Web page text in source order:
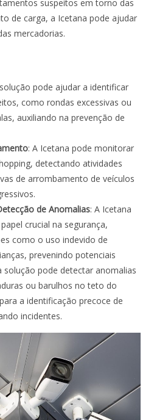
suspeitos em torno das
de carga, a Icetana pode ajudar
mercadorias.
pode ajudar a identificar
como rondas excessivas ou
auxiliando na prevenção de
: A Icetana pode monitorar
detectando atividades
de arrombamento de veículos
de Anomalias: A Icetana
crucial na segurança,
como o uso indevido de
prevenindo potenciais
solução pode detectar anomalias
ou barulhos no teto do
a identificação precoce de
incidentes.